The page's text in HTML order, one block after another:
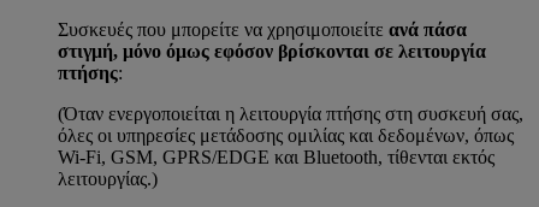
Συσκευές που μπορείτε να χρησιμοποιείτε ανά πάσα
στιγμή, μόνο όμως εφόσον βρίσκονται σε λειτουργία
πτήσης:
(Όταν ενεργοποιείται η λειτουργία πτήσης στη συσκευή σας,
όλες οι υπηρεσίες μετάδοσης ομιλίας και δεδομένων, όπως
Wi-Fi, GSM, GPRS/EDGE και Bluetooth, τίθενται εκτός
λειτουργίας.)